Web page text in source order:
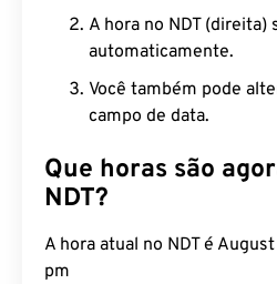
A hora no NDT (direita)
automaticamente.
Você também pode
campo de data.
Que horas são
NDT?
A hora atual no NDT é
pm